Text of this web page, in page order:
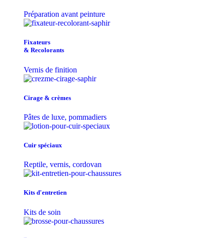
Préparation avant peinture
Fixateurs
& Recolorants
Vernis de finition
Cirage & crèmes
Pâtes de luxe, pommadiers
Cuir spéciaux
Reptile, vernis, cordovan
Kits d'entretien
Kits de soin